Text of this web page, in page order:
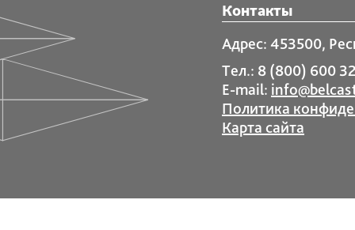
Контакты
Адрес: 453500,
Тел.: 8 (800) 600
E-mail:
Политика
Карта сайта